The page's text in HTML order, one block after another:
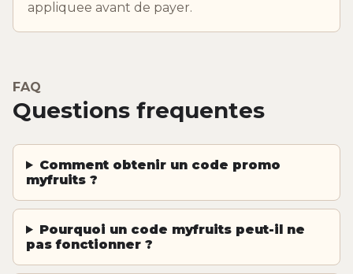
appliquee avant de payer.
FAQ
Questions frequentes
Comment obtenir un code promo
myfruits ?
Pourquoi un code myfruits peut-il ne
pas fonctionner ?